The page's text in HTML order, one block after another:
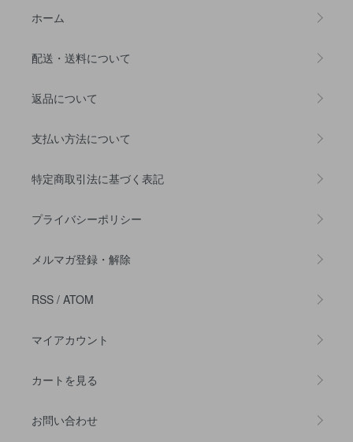
ホーム
配送・送料について
返品について
支払い方法について
特定商取引法に基づく表記
プライバシーポリシー
メルマガ登録・解除
RSS / ATOM
マイアカウント
カートを見る
お問い合わせ